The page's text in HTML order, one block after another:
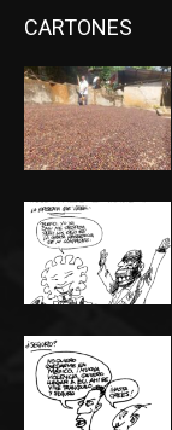
CARTONES